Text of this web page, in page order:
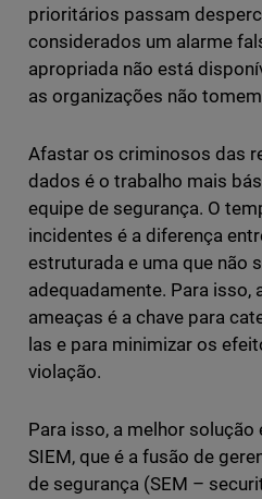
prioritários passam
considerados um alarme
apropriada não está
as organizações não
Afastar os criminosos das
dados é o trabalho mais
equipe de segurança. O
incidentes é a diferença
estruturada e uma que não
adequadamente. Para isso,
ameaças é a chave para
las e para minimizar os
violação.
Para isso, a melhor
SIEM, que é a fusão de
de segurança (SEM –